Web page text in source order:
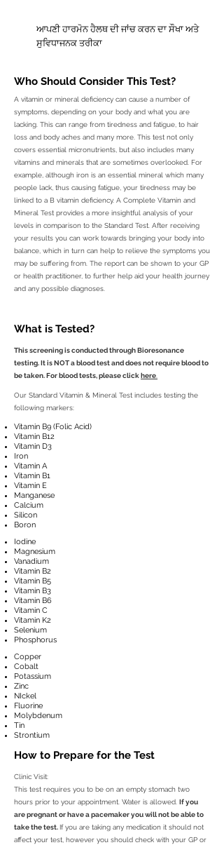
ਆਪਣੀ ਹਾਰਮੋਨ ਹੈਲਥ ਦੀ ਜਾਂਚ ਕਰਨ ਦਾ ਸੌਖਾ ਅਤੇ
ਸੁਵਿਧਾਜਨਕ ਤਰੀਕਾ
Who Should Consider This Test?
A vitamin or mineral deficiency can cause a number of
symptoms, depending on your body and what you are
lacking. This can range from tiredness and fatigue, to hair
loss and body aches and many more. This test not only
covers essential micronutrients, but also includes many
vitamins and minerals that are sometimes overlooked. For
example, although iron is an essential mineral which many
people lack, thus causing fatigue, your tiredness may be
linked to a B vitamin deficiency. A Complete Vitamin and
Mineral Test provides a more insightful analysis of your
levels in comparison to the Standard Test. After receiving
your results you can work towards bringing your body into
balance, which in turn can help to relieve the symptoms you
may be suffering from. The report can be shown to your GP
or health practitioner, to further help aid your health journey
and any possible diagnoses.
What is Tested?
This screening is conducted through Bioresonance
testing. It is NOT a blood test and does not require blood to
be taken. For blood tests, please click here
Our Standard Vitamin & Mineral Test includes testing the
following markers:
Vitamin B9 (Folic Acid)
Vitamin B12
Vitamin D3
Iron
Vitamin A
Vitamin B1
Vitamin E
Manganese
Calcium
Silicon
Boron
Iodine
Magnesium
Vanadium
Vitamin B2
Vitamin B5
Vitamin B3
Vitamin B6
Vitamin C
Vitamin K2
Selenium
Phosphorus
Copper
Cobalt
Potassium
Zinc
NIckel
Fluorine
Molybdenum
Tin
Strontium
How to Prepare for the Test
Clinic Visit:
This test requires you to be on an empty stomach two
hours prior to your appointment. Water is allowed. If you
are pregnant or have a pacemaker you will not be able to
take the test. If you are taking any medication it should not
affect your test, however you should check with your GP or